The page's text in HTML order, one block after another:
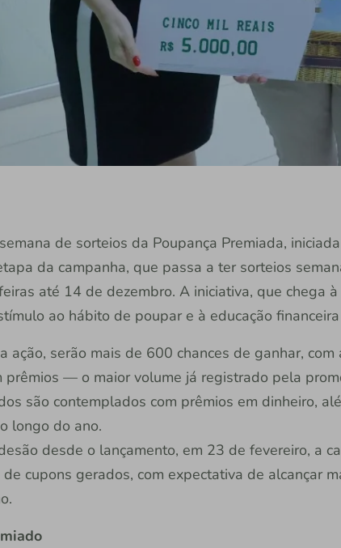
de sorteios da Poupança Premiada,
da campanha, que passa a ter sorteios
até 14 de dezembro. A iniciativa, que chega à
ao hábito de poupar e à educação
ação, serão mais de 600 chances de ganhar,
prêmios — o maior volume já registrado pela
são contemplados com prêmios em dinheiro,
longo do ano.
desde o lançamento, em 23 de fevereiro, a
cupons gerados, com expectativa de alcançar